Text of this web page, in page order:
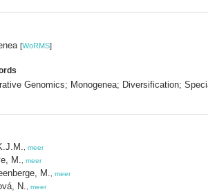
[WoRMS]
Genomics; Monogenea; Diversification;
meer
M. meer
M. meer
N. meer